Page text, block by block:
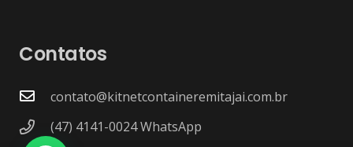
Contatos
contato@kitnetcontaineremitajai.com.br
(47) 4141-0024 WhatsApp